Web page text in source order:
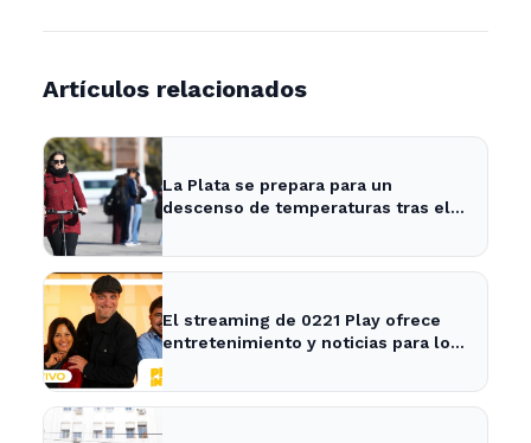
Artículos relacionados
La Plata se prepara para un
descenso de temperaturas tras el
El streaming de 0221 Play ofrece
entretenimiento y noticias para los